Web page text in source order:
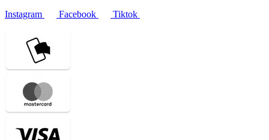
Instagram
Facebook Tiktok